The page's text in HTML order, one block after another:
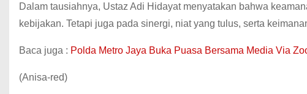
Dalam tausiahnya, Ustaz Adi Hidayat menyatakan bahwa
kebijakan. Tetapi juga pada sinergi, niat yang tulus, serta
Baca juga : Polda Metro Jaya Buka Puasa Bersama Media Via
(Anisa-red)